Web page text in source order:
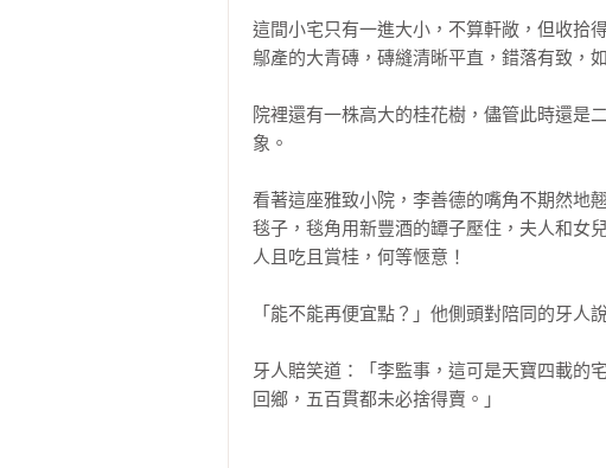
但是與此同時，還有一種精神讓人衝破這一
需要宏大敘事，但也需要這些小人物的細節
己」共鳴。
一如既往，馬親王對各種歷史背景及細節的
這本小說受到我的小文影響，實在愧不敢當
疵，但基本上觀點未變，即貴妃荔枝來自嶺
于賡哲（歷史學教授）
這間小宅只有一進大小，不算軒敞，但收拾
鄔產的大青磚，磚縫清晰平直，錯落有致，
院裡還有一株高大的桂花樹，儘管此時還是
象。
看著這座雅致小院，李善德的嘴角不期然地
毯子，毯角用新豐酒的罈子壓住，夫人和女
人且吃且賞桂，何等愜意！
「能不能再便宜點？」他側頭對陪同的牙人
牙人賠笑道：「李監事，這可是天寶四載的
回鄉，五百貫都未必捨得賣。」